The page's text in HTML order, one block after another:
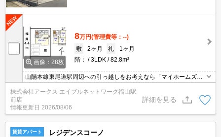
画像：28枚
8万円(管理費等：--)
敷
2ヶ月 礼
1ヶ月
階：
3LDK 82.8m²
山陽本線東尾道駅周辺への引っ越しをお考えなら「マイホームズ浦
崎」。来客時にはTVインターホンで訪問者の顔を確認することがで
きます。室内設備はシステムキッチン・照明付き・エアコンなど大
変充実しております。3台分の駐車スペースがあり、余裕がありま
す。バスルームとトイレが分かれています。
株式会社アークス エイブルネットワーク福山駅
前店
情報更新日 2026/08/06
詳細を見る
賃貸アパート レジデンスコーノ